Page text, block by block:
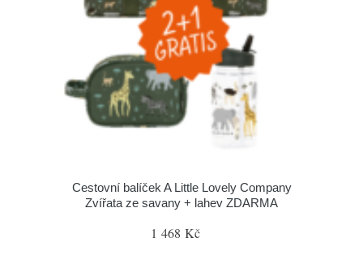
Cestovní balíček A Little Lovely Company
Zvířata ze savany + lahev ZDARMA
1 468 Kč